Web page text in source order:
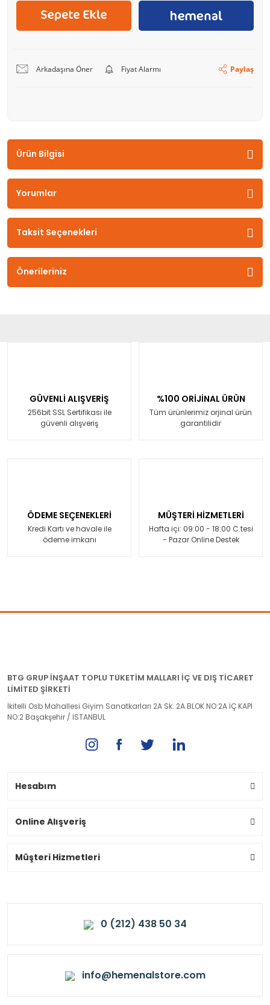
Arkadaşına Öner Fiyat Alarmı Paylaş
Ürün Bilgisi
Yorumlar
Taksit Seçenekleri
Önerileriniz
GÜVENLİ ALIŞVERİŞ
256bit SSL Sertifikası ile
güvenli alışveriş
%100 ORİJİNAL ÜRÜN
Tüm ürünlerimiz orjinal ürün
garantilidir
ÖDEME SEÇENEKLERİ
Kredi Kartı ve havale ile
ödeme imkanı
MÜŞTERİ HİZMETLERİ
Hafta içi: 09:00 - 18:00 C.tesi
- Pazar Online Destek
BTG GRUP İNŞAAT TOPLU TUKETİM MALLARI İÇ VE DIŞ TİCARET
LİMİTED ŞİRKETİ
İkitelli Osb Mahallesi Giyim Sanatkarları 2A Sk. 2A BLOK NO:2A İÇ KAPI
NO:2 Başakşehir / İSTANBUL
Hesabım
Online Alışveriş
Müşteri Hizmetleri
0 (212) 438 50 34
info@hemenalstore.com